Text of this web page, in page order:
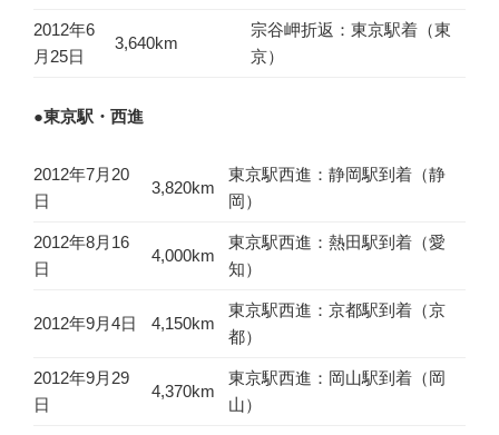
2012年6
月25日
3,640km
宗谷岬折返：東京駅着（東
京）
●東京駅・西進
2012年7月20
日
3,820km
東京駅西進：静岡駅到着（静
岡）
2012年8月16
日
4,000km
東京駅西進：熱田駅到着（愛
知）
2012年9月4日 4,150km
東京駅西進：京都駅到着（京
都）
2012年9月29
日
4,370km
東京駅西進：岡山駅到着（岡
山）